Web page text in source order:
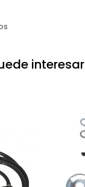
interesar